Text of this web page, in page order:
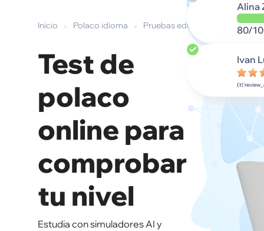
Inicio • Polaco idioma • Pruebas educativas
Test de
polaco
online para
comprobar
tu nivel
Estudia con simuladores AI y
Alina
80/
Ivan